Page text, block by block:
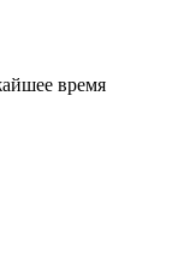
время